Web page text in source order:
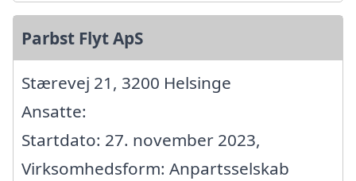
Parbst Flyt ApS
Stærevej 21, 3200 Helsinge
Ansatte:
Startdato: 27. november 2023,
Virksomhedsform: Anpartsselskab